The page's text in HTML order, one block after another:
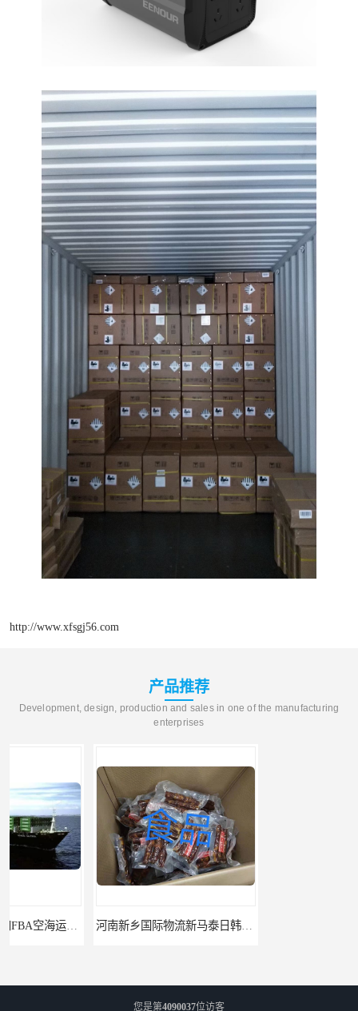
http://www.xfsgj56.com
产品推荐
Development, design, production and sales in one of the manufacturing
enterprises
河南新乡国际物流新马泰日韩菲律宾老挝缅甸印尼柬埔寨双清包税
您是第4090037位访客